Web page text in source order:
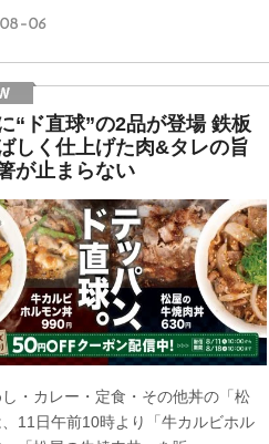
06
“ド直球”の2品が登場 鉄板
しく仕上げた肉&タレの旨
が止まらない
・カレー・定食・その他丼の「松
、11日午前10時より「牛カルビホル